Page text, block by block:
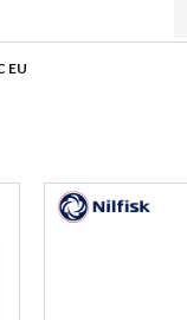
EU